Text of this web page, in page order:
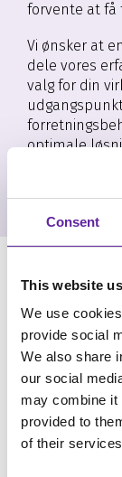
Consent
This website
We use
provide social
We also share
our social
may combine it
provided to
of their
forvente at få
Vi ønsker at
dele vores
valg for din
optimale
Case
fået
Med hjælp fra